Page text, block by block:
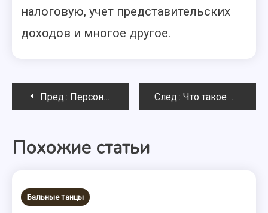
налоговую, учет представительских
доходов и многое другое.
Навигация
записям
Пред.: Персональные уроки танцев След.: Что такое румба
Похожие статьи
Бальные танцы